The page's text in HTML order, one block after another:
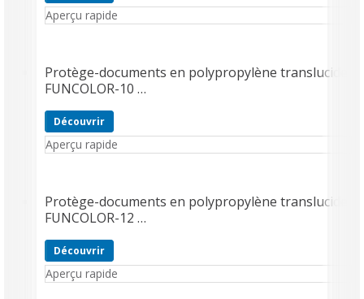
Aperçu rapide
Protège-documents en polypropylène translucide
FUNCOLOR-10 …
Découvrir
Aperçu rapide
Protège-documents en polypropylène translucide
FUNCOLOR-12 …
Découvrir
Aperçu rapide